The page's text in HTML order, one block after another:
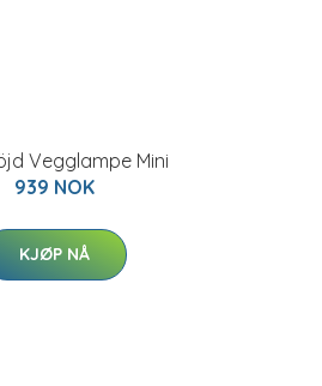
Vegglampe Mini
939 NOK
KJØP NÅ